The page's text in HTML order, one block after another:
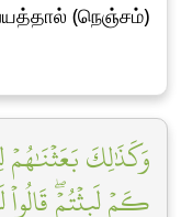
(நெஞ்சம்)
وَكَذَٰلِكَ بَعَثۡنَٰهُمۡ
كَمۡ لَبِثۡتُمۡۖ قَالُواْ